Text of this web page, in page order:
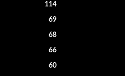
114
69
68
66
60